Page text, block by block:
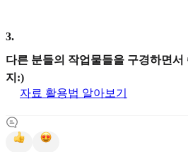
3.
다른 분들의 작업물들을 구경하면
지:)
자료 활용법 알아보기